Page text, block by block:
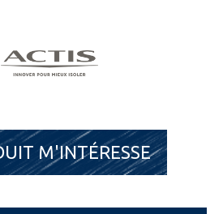
M'INTÉRESSE